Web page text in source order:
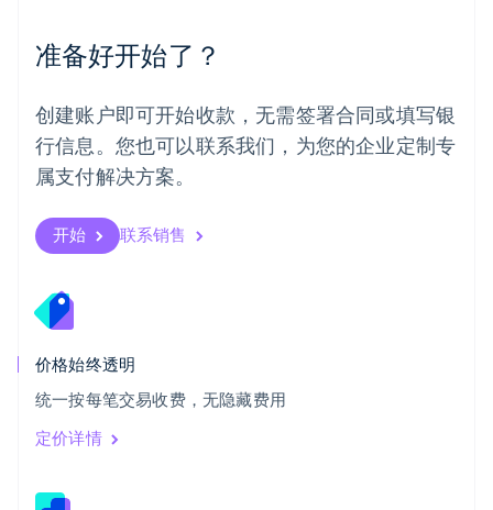
准备好开始了？
创建账户即可开始收款，无需签署合同或填写银
行信息。您也可以联系我们，为您的企业定制专
属支付解决方案。
开始 联系销售
价格始终透明
统一按每笔交易收费，无隐藏费用
定价详情
日本
日本語English
SvenskaEnglish
瑞士
DeutschFrançais ItalianoEnglish
塞浦路斯
斯洛伐克
English
English
泰国
ไทย
希腊
English
西班牙
Español
新加坡
新西兰